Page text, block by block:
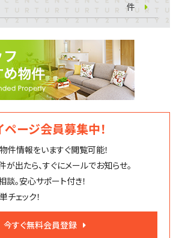
件
ページ会員募集中！
件情報をいますぐ閲覧可能！
が出たら、すぐにメールでお知らせ。
談。安心サポート付き！
ェック！
今すぐ無料会員登録